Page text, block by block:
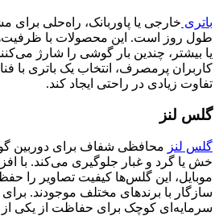
باتری خارجی یا پاوربانک، راه‌حلی
یا بیشتر، چندین بار گوشی را شارژ
کاربران پرمصرف، انتخاب یک باتری با
تفاوت زیادی در راحتی ایجاد کند.
گلس لنز
گلس لنز محافظی شفاف برای دوربین
خش یا گرد و غبار جلوگیری می‌کند. با
موبایل، این گلس‌ها کیفیت تصاویر را
سازگار با برندهای مختلف موجودند.
سرمایه‌ای کوچک برای حفاظت از یکی